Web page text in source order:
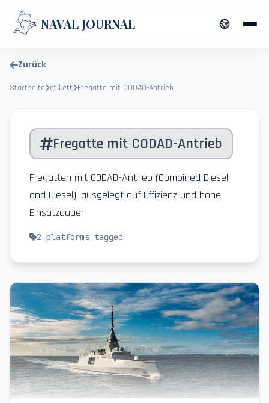
NAVAL JOURNAL
Zurück
Startseite etikett Fregatte mit CODAD-Antrieb
Fregatte mit CODAD-Antrieb
Fregatten mit CODAD-Antrieb (Combined Diesel
and Diesel), ausgelegt auf Effizienz und hohe
Einsatzdauer.
2 platforms tagged